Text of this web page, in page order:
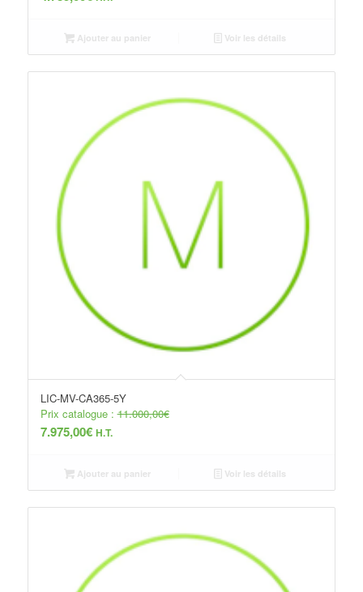
Ajouter au panier Voir les détails
LIC-MV-CA365-5Y
Prix catalogue :11.000,00€
7.975,00€ H.T.
Ajouter au panier Voir les détails